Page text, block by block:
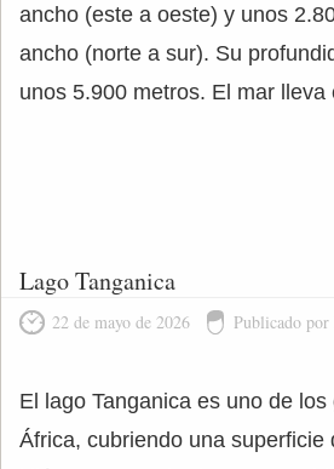
ancho (este a oeste) y unos
ancho (norte a sur). Su
unos 5.900 metros. El mar
Lago Tanganica
22 de mayo de 2026 Publicado
El lago Tanganica es uno de
África, cubriendo una superficie